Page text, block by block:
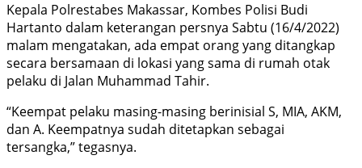
Kepala Polrestabes Makassar, Kombes Polisi Budi
Hartanto dalam keterangan persnya Sabtu (16/4/2022)
malam mengatakan, ada empat orang yang ditangkap
secara bersamaan di lokasi yang sama di rumah otak
pelaku di Jalan Muhammad Tahir.
“Keempat pelaku masing-masing berinisial S, MIA, AKM,
dan A. Keempatnya sudah ditetapkan sebagai
tersangka,” tegasnya.